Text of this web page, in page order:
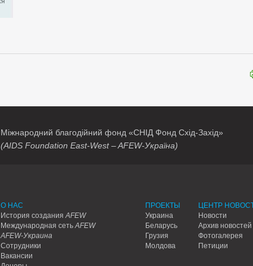
Міжнародний благодійний фонд «СНІД Фонд Схід-Захід»
(AIDS Foundation East-West – AFEW-Україна)
О НАС
История созданияAFEW
Международная сетьAFEW
AFEW-Украина
Сотрудники
Вакансии
ПРОЕКТЫ
Украина
Беларусь
Грузия
Молдова
ЦЕНТР
Новости
Архив новостей
Фотогалерея
Петиции